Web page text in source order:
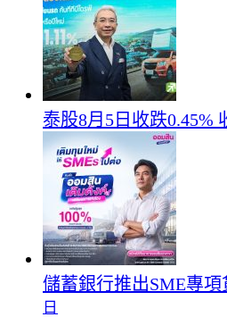
泰股8月5日收跌0.45%
儲蓄銀行推出SME專
日